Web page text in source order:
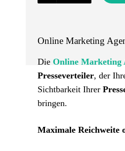
Online Marketing
Die Online Marketing
Presseverteiler, der
Sichtbarkeit Ihrer
bringen.
Maximale Reichweite